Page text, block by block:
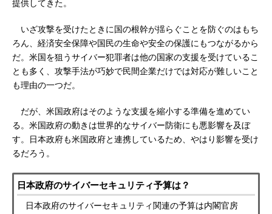
提供してきた。
いざ攻撃を受けたときに国の根幹が揺らぐことを防ぐのはもち
ろん、経済安全保障や国民の生命や安全の保護にもつながるから
だ。米国を狙うサイバー犯罪者は他の国家の支援を受けているこ
とも多く、攻撃手法が巧妙で民間企業だけでは対応が難しいこと
も理由の一つだ。
だが、米国政府はそのような支援を縮小する準備を進めてい
る。米国政府の動きは世界的なサイバー防衛にも悪影響を及ぼ
す。日本政府も米国政府と連携しているため、やはり影響を受け
るだろう。
日本政府のサイバーセキュリティ予算は？
日本政府のサイバーセキュリティ関連の予算は内閣官房